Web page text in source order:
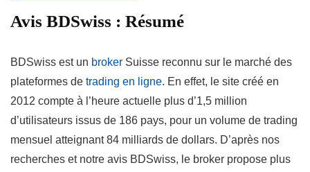
Avis BDSwiss : Résumé
BDSwiss est un broker Suisse reconnu sur le marché des
plateformes de trading en ligne. En effet, le site créé en
2012 compte à l’heure actuelle plus d’1,5 million
d’utilisateurs issus de 186 pays, pour un volume de trading
mensuel atteignant 84 milliards de dollars. D’après nos
recherches et notre avis BDSwiss, le broker propose plus